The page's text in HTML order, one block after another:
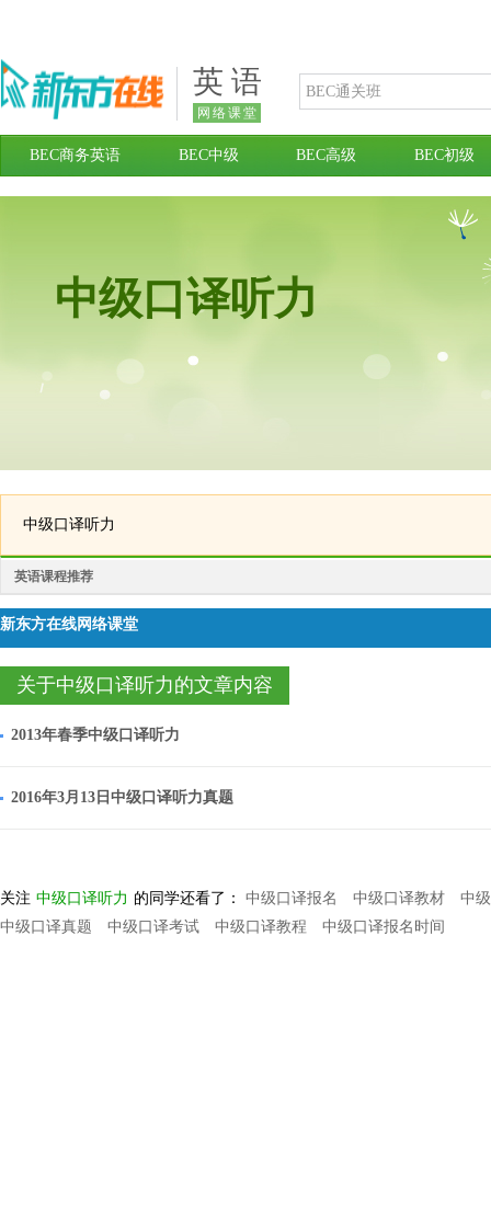
英 语
网络课堂
BEC商务英语 BEC中级 BEC高级 BEC初级
中级口译听力
中级口译听力
英语课程推荐
新东方在线网络课堂
关于中级口译听力的文章内容
2013年春季中级口译听力
2016年3月13日中级口译听力真题
关注 中级口译听力 的同学还看了： 中级口译报名 中级口译教材
中
中级口译真题
中级口译考试 中级口译教程 中级口译报名时间